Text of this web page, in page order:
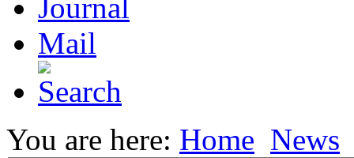
Journal
Mail
You are here: Home News